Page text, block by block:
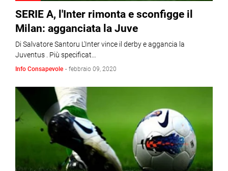
SERIE A, l'Inter rimonta e sconfigge il
Milan: agganciata la Juve
Di Salvatore Santoru L'Inter vince il derby e aggancia la
Juventus . Più specificat…
Info Consapevole - febbraio 09, 2020